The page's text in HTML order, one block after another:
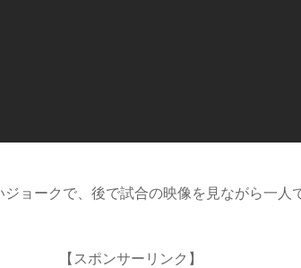
ョークで、後で試合の映像を見ながら一人
【スポンサーリンク】